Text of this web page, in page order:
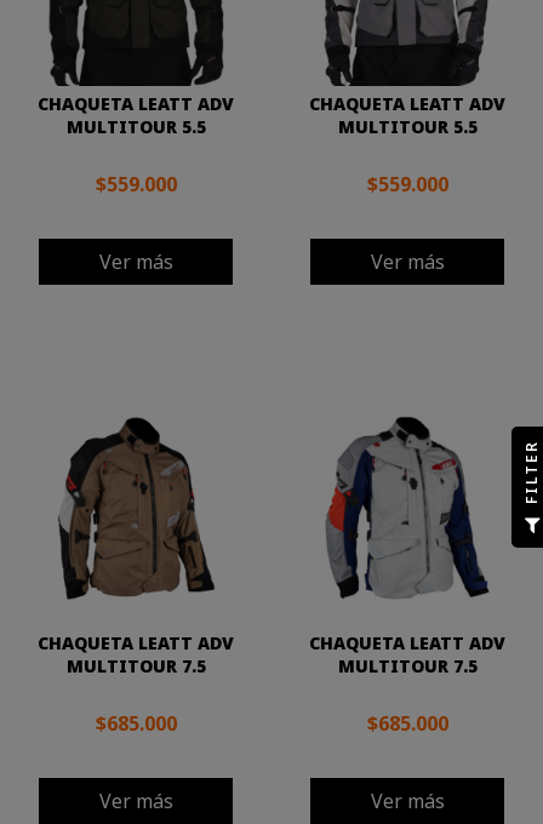
CHAQUETA LEATT ADV
MULTITOUR 5.5
$559.000
Ver más
CHAQUETA LEATT ADV
MULTITOUR 5.5
$559.000
Ver más
CHAQUETA LEATT ADV
MULTITOUR 7.5
$685.000
Ver más
CHAQUETA LEATT ADV
MULTITOUR 7.5
$685.000
Ver más
R